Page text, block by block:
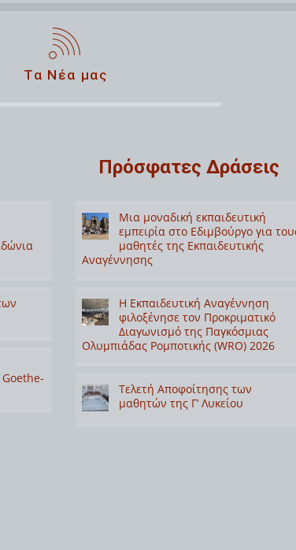
Τα Νέα μας
Πρόσφατες Δράσεις
Μια μοναδική εκπαιδευτική
εμπειρία στο Εδιμβούργο για
μαθητές της Εκπαιδευτικής
Αναγέννησης
Η Εκπαιδευτική Αναγέννηση
φιλοξένησε τον Προκριματικό
Διαγωνισμό της Παγκόσμιας
Ολυμπιάδας Ρομποτικής (WRO) 2026
Τελετή Αποφοίτησης των
μαθητών της Γ’ Λυκείου